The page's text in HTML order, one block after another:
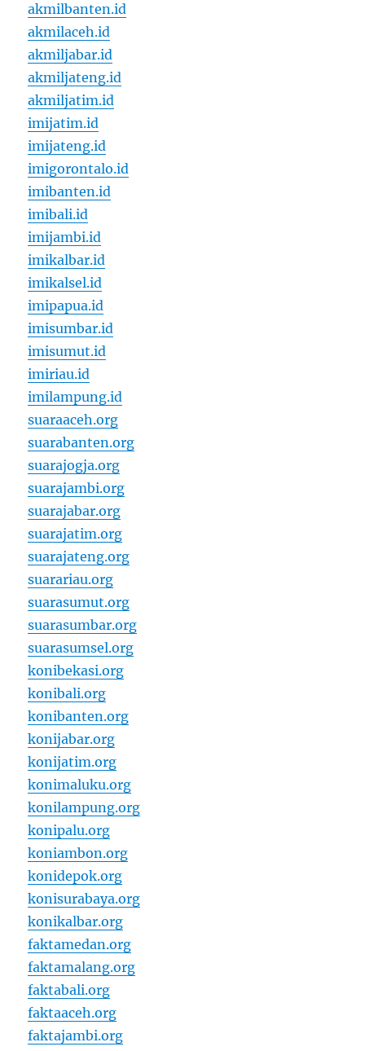
akmilbanten.id
akmilaceh.id
akmiljabar.id
akmiljateng.id
akmiljatim.id
imijatim.id
imijateng.id
imigorontalo.id
imibanten.id
imibali.id
imijambi.id
imikalbar.id
imikalsel.id
imipapua.id
imisumbar.id
imisumut.id
imiriau.id
imilampung.id
suaraaceh.org
suarabanten.org
suarajogja.org
suarajambi.org
suarajabar.org
suarajatim.org
suarajateng.org
suarariau.org
suarasumut.org
suarasumbar.org
suarasumsel.org
konibekasi.org
konibali.org
konibanten.org
konijabar.org
konijatim.org
konimaluku.org
konilampung.org
konipalu.org
koniambon.org
konidepok.org
konisurabaya.org
konikalbar.org
faktamedan.org
faktamalang.org
faktabali.org
faktaaceh.org
faktajambi.org